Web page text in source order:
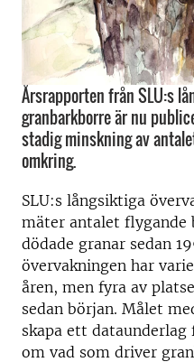
Årsrapporten från SLU:s
granbarkborre är nu
stadig minskning av
omkring.
SLU:s långsiktiga
mäter antalet flygande
dödade granar sedan
övervakningen har
åren, men fyra av
sedan början. Målet
skapa ett
om vad som driver